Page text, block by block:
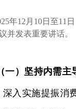
月10日至11日
并发表重要讲话。
一）坚持内需主
深入实施提振消